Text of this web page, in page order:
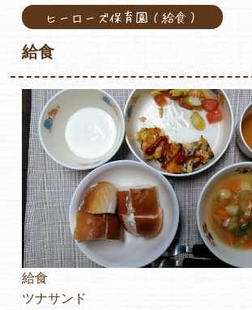
会社概要
各保育園のご紹介
入園・見学の問い合わせ
在園児保護者の方へ
ヒーローズ保育園（給食）
給食
給食
ツナサンド